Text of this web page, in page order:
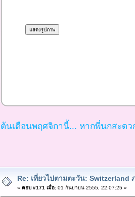
ต้นเดือนพฤศจิกานี้... หากพี่นกสะด
Re: เที่ยวไปตามตะวัน: Switzerland
« ตอบ #171 เมื่อ:01 กันยายน 2555, 22:07:25 »